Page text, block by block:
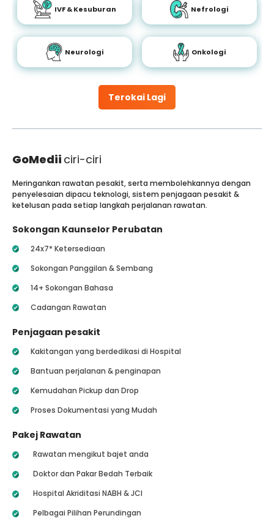
Terokai Lagi
IVF & Kesuburan Nefrologi
Neurologi Onkologi
GoMedii ciri-ciri
Meringankan rawatan pesakit, serta membolehkannya dengan
penyelesaian dipacu teknologi, sistem penjagaan pesakit &
ketelusan pada setiap langkah perjalanan rawatan.
Sokongan Kaunselor Perubatan
24x7* Ketersediaan
Sokongan Panggilan & Sembang
14+ Sokongan Bahasa
Cadangan Rawatan
Penjagaan pesakit
Kakitangan yang berdedikasi di Hospital
Bantuan perjalanan & penginapan
Kemudahan Pickup dan Drop
Proses Dokumentasi yang Mudah
Pakej Rawatan
Rawatan mengikut bajet anda
Doktor dan Pakar Bedah Terbaik
Hospital Akriditasi NABH & JCI
Pelbagai Pilihan Perundingan